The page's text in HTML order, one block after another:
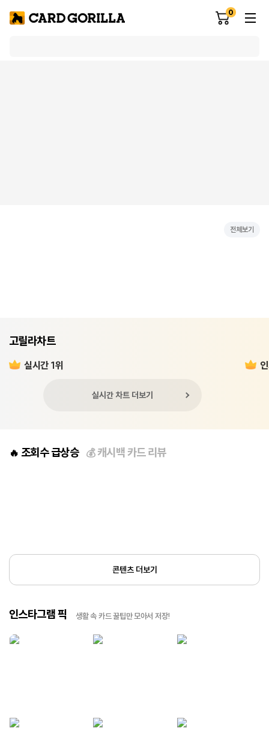
0
전체보기
고릴라차트
실시간 1위
실시간 차트 더보기
🔥 조회수 급상승 💰캐시백 카드 리뷰
콘텐츠 더보기
인스타그램 픽 생활 속 카드 꿀팁만 모아서 저장!